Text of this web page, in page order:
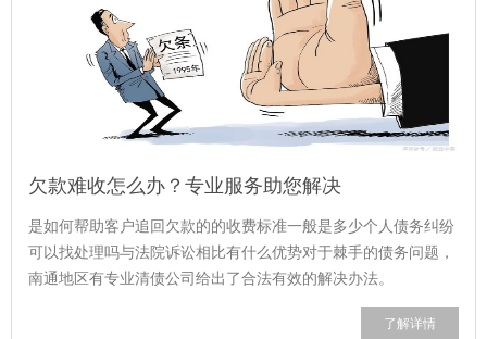
欠款难收怎么办？专业服务助您解决
是如何帮助客户追回欠款的的收费标准一般是多少个人债务纠纷
可以找处理吗与法院诉讼相比有什么优势对于棘手的债务问题，
南通地区有专业清债公司给出了合法有效的解决办法。
了解详情